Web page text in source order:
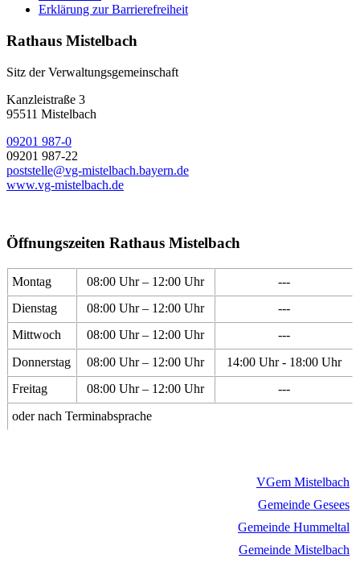
Erklärung zur Barrierefreiheit
Rathaus Mistelbach
Sitz der Verwaltungsgemeinschaft
Kanzleistraße 3
95511 Mistelbach
09201 987-0
09201 987-22
poststelle@vg-mistelbach.bayern.de
www.vg-mistelbach.de
Öffnungszeiten Rathaus Mistelbach
Montag 08:00 Uhr – 12:00 Uhr
---
Dienstag
08:00 Uhr – 12:00 Uhr
---
Mittwoch
08:00 Uhr – 12:00 Uhr
---
Donnerstag
08:00 Uhr – 12:00 Uhr
14:00 Uhr - 18:00 Uhr
Freitag
08:00 Uhr – 12:00 Uhr
---
oder nach Terminabsprache
VGem Mistelbach
Gemeinde Gesees
Gemeinde Hummeltal
Gemeinde Mistelbach